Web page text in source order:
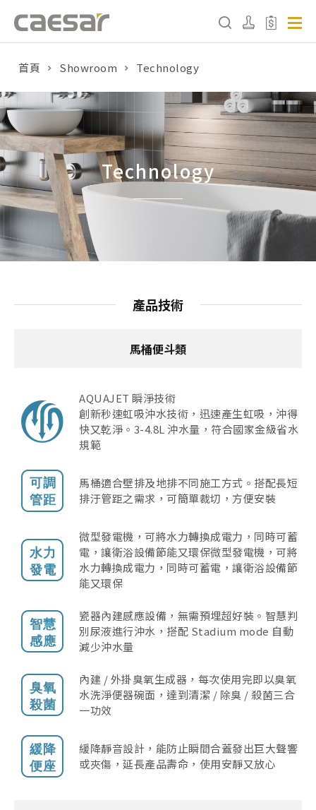
產品分類
請選擇產品
販賣中商品 已下架商品
搜尋產品
販賣中商品 已下架商品
搜尋產品
首頁 Showroom Technology
Technology
產品技術
馬桶便斗類
AQUAJET 瞬淨技術
創新秒速虹吸沖水技術，迅速產生虹吸，沖得
快又乾淨。3-4.8L 沖水量，符合國家金級省水
規範
馬桶適合壁排及地排不同施工方式。搭配長短
排汙管距之需求，可簡單裁切，方便安裝
微型發電機，可將水力轉換成電力，同時可蓄
電，讓衛浴設備節能又環保微型發電機，可將
水力轉換成電力，同時可蓄電，讓衛浴設備節
能又環保
瓷器內建感應設備，無需預埋超好裝。智慧判
別尿液進行沖水，搭配 Stadium mode 自動
減少沖水量
內建 / 外掛臭氧生成器，每次使用完即以臭氧
水洗淨便器碗面，達到清潔 / 除臭 / 殺菌三合
一功效
緩降靜音設計，能防止瞬間合蓋發出巨大聲響
或夾傷，延長產品壽命，使用安靜又放心